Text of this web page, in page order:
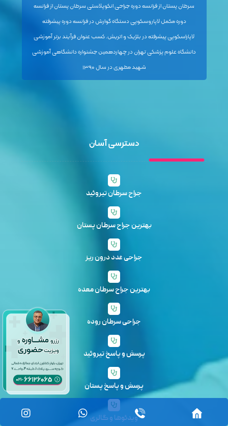
سرطان پستان از فرانسه دوره جراحی انکوپلاستی سرطان پستان از فرانسه
دوره مکمل لاپاروسکوپی دستگاه گوارش در فرانسه دوره پیشرفته
لاپاراسکوپی پیشرفته در بلژیک و اتریش. کسب عنوان فرآیند برتر آموزشی
دانشگاه علوم پزشکی تهران در چهاردهمین جشنواره دانشگاهی آموزشی
شهید مطهری در سال ۱۳۹۰
دسترسی آسان
جراح سرطان تیروئید
بهترین جراح سرطان پستان
جراحی غدد درون ریز
بهترین جراح سرطان معده
جراحی سرطان روده
پرسش و پاسخ تیروئید
پرسش و پاسخ پستان
ویدئوها و گالری